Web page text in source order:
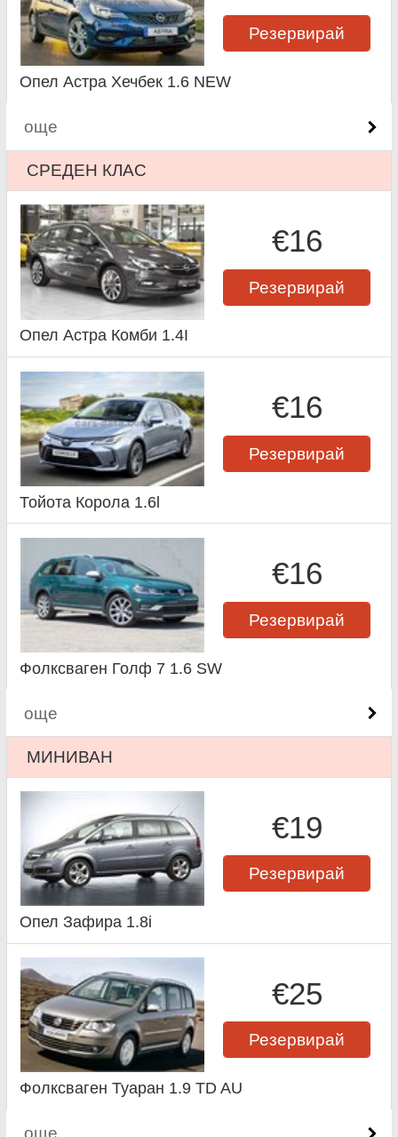
Резервирай
Опел Астра Хечбек 1.6 NEW
още
СРЕДЕН КЛАС
€16
Резервирай
Опел Астра Комби 1.4I
€16
Резервирай
Тойота Корола 1.6l
€16
Резервирай
Фолксваген Голф 7 1.6 SW
още
МИНИВАН
€19
Резервирай
Опел Зафира 1.8i
€25
Резервирай
Фолксваген Туаран 1.9 TD AU
още